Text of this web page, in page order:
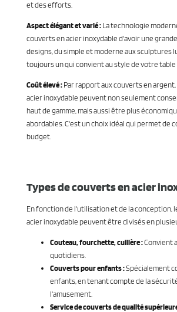
et des efforts.
Aspect élégant et varié : La technologie
couverts en acier inoxydable d'avoir une
designs, du simple et moderne aux sculptures
toujours un qui convient au style de votre table
Coût élevé : Par rapport aux couverts en
acier inoxydable peuvent non seulement
haut de gamme, mais aussi être plus
abordables. C'est un choix idéal qui permet de
budget.
Types de couverts en acier
En fonction de l'utilisation et de la conception,
acier inoxydable peuvent être divisés en
Couteau, fourchette, cuillère :Convient
quotidiens.
Couverts pour enfants :Spécialement
enfants, en tenant compte de la
l'amusement.
Service de couverts de qualité